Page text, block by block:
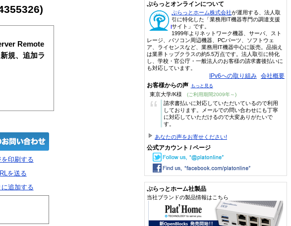
Remote
規、追加ラ
印刷する
を送る
追加する
ぷらっとオンラインについて
ぷらっとホーム株式会社が運用する、法人取
引に特化した「業務用IT機器専門の調達支援
サイト」です。
1999年よりネットワーク機器、サーバ、スト
レージ、パソコン周辺機器、PCパーツ、ソフトウェ
ア、ライセンスなど、業務用IT機器中心に販売。品揃え
は業界トップクラスの約5.5万点です。法人取引に特化
し、学校・官公庁・一般法人のお客様の請求書後払いに
も対応しています。
IPv6への取り組み 会社概要
お客様からの声 もっと見る
東京大学/K様 (ご利用期間2009年～)
“
請求書払いに対応していただいているので利用
しております。メールでの問い合わせにも丁寧
に対応していただけるので大変ありがたいで
す。
あなたの声をお寄せください!
公式アカウント / ページ
ぷらっとホーム社製品
当社ブランドの製品情報はこちら